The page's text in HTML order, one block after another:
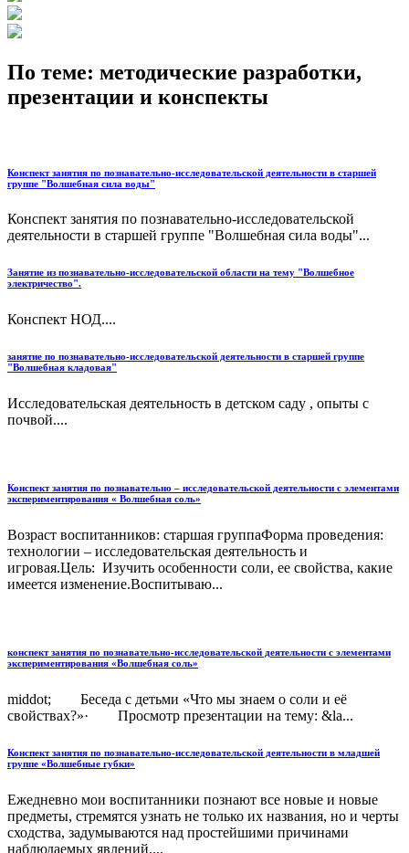
По теме: методические разработки,
презентации и конспекты
Конспект занятия по познавательно-исследовательской деятельности в старшей
группе "Волшебная сила воды"
Конспект занятия по познавательно-исследовательской
деятельности в старшей группе "Волшебная сила воды"...
Занятие из познавательно-исследовательской области на тему "Волшебное
электричество".
Конспект НОД....
занятие по познавательно-исследовательской деятельности в старшей группе
"Волшебная кладовая"
Исследовательская деятельность в детском саду , опыты с
почвой....
Конспект занятия по познавательно – исследовательской деятельности с элементами
экспериментирования « Волшебная соль»
Возраст воспитанников: старшая группаФорма проведения:
технологии – исследовательская деятельность и
игровая.Цель: Изучить особенности соли, ее свойства, какие
имеется изменение.Воспитываю...
конспект занятия по познавательно-исследовательской деятельности с элементами
экспериментирования «Волшебная соль»
middot; Беседа с детьми «Что мы знаем о соли и её
свойствах?»· Просмотр презентации на тему: &la...
Конспект занятия по познавательно-исследовательской деятельности в младшей
группе «Волшебные губки»
Ежедневно мои воспитанники познают все новые и новые
предметы, стремятся узнать не только их названия, но и черты
сходства, задумываются над простейшими причинами
наблюдаемых явлений....